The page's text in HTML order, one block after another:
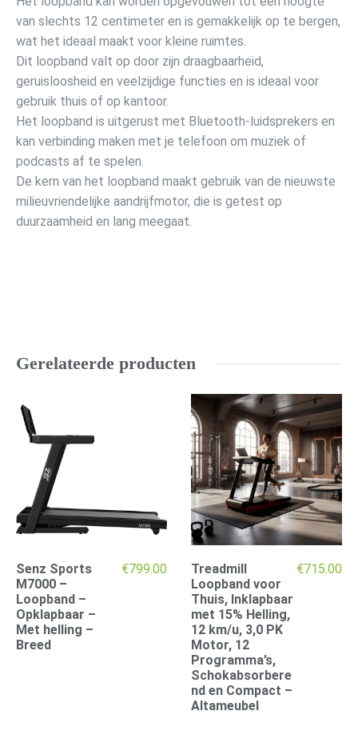
van slechts 12 centimeter en is gemakkelijk op te bergen,
wat het ideaal maakt voor kleine ruimtes.
Dit loopband valt op door zijn draagbaarheid,
geruisloosheid en veelzijdige functies en is ideaal voor
gebruik thuis of op kantoor.
Het loopband is uitgerust met Bluetooth-luidsprekers en
kan verbinding maken met je telefoon om muziek of
podcasts af te spelen.
De kern van het loopband maakt gebruik van de nieuwste
milieuvriendelijke aandrijfmotor, die is getest op
duurzaamheid en lang meegaat.
Gerelateerde producten
Senz Sports
M7000 –
Loopband –
Opklapbaar –
Met helling –
Breed
€799.00
Treadmill
Loopband voor
Thuis, Inklapbaar
met 15% Helling,
12 km/u, 3,0 PK
Motor, 12
Programma’s,
Schokabsorbere
nd en Compact –
Altameubel
€715.00